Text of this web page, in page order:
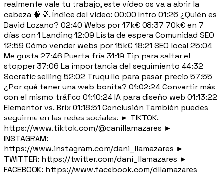
realmente vale tu trabajo, este vídeo os va a abrir la
cabeza 🧠💡. Índice del vídeo: 00:00 Intro 01:26 ¿Quién es
David Lozano? 02:40 Webs por 17k€ 08:37 70k€ en 7
días con 1 Landing 12:09 Lista de espera Comunidad SEO
12:59 Cómo vender webs por 15k€ 18:21 SEO local 25:04
Me gusta 27:46 Puerta fría 31:19 Tip para saltar el
stopper 37:06 La importancia del seguimiento 44:32
Socratic selling 52:02 Truquillo para pasar precio 57:55
¿Por qué tener una web bonita? 01:02:24 Convertir más
con el mismo tráfico 01:10:24 IA para diseño web 01:13:22
Elementor vs. Brix 01:18:51 Conclusión También puedes
seguirme en las redes sociales: ► TIKTOK:
https://www.tiktok.com/@danillamazares ►
INSTAGRAM:
https://www.instagram.com/dani_llamazares ►
TWITTER: https://twitter.com/dani_llamazares ►
FACEBOOK: https://www.facebook.com/dllamazares